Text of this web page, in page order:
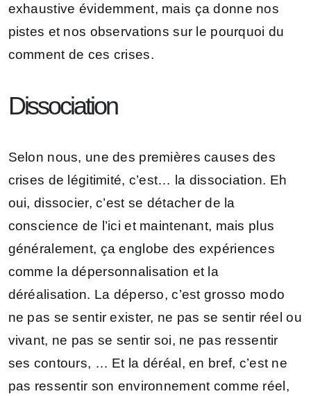
exhaustive évidemment, mais ça donne nos
pistes et nos observations sur le pourquoi du
comment de ces crises.
Dissociation
Selon nous, une des premières causes des
crises de légitimité, c’est… la dissociation. Eh
oui, dissocier, c’est se détacher de la
conscience de l’ici et maintenant, mais plus
généralement, ça englobe des expériences
comme la dépersonnalisation et la
déréalisation. La déperso, c’est grosso modo
ne pas se sentir exister, ne pas se sentir réel ou
vivant, ne pas se sentir soi, ne pas ressentir
ses contours, … Et la déréal, en bref, c’est ne
pas ressentir son environnement comme réel,